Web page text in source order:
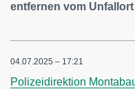
entfernen vom Unfallort
04.07.2025 – 17:21
Polizeidirektion